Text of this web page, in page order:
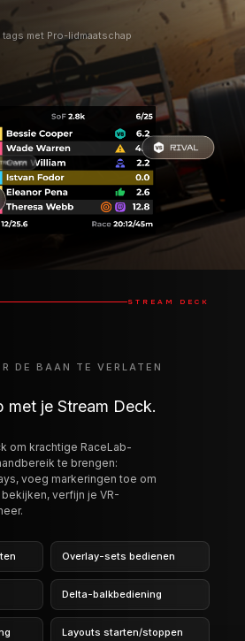
met Pro-lidmaatschap
STREAM DECK
DE BAAN TE VERLATEN
met je Stream Deck.
om krachtige RaceLab-
te brengen:
voeg markeringen toe om
verfijn je VR-
Overlay-sets bedienen
Delta-balkbediening
Layouts starten/stoppen